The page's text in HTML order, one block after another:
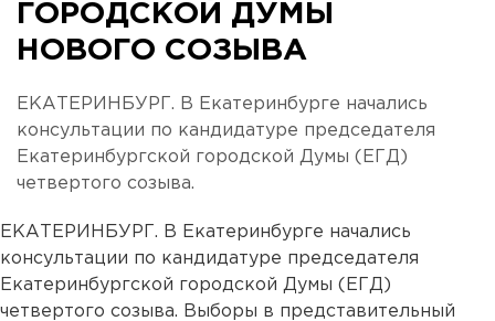
ГОРОДСКОЙ ДУМЫ
НОВОГО СОЗЫВА
ЕКАТЕРИНБУРГ. В Екатеринбурге начались
консультации по кандидатуре председателя
Екатеринбургской городской Думы (ЕГД)
четвертого созыва.
ЕКАТЕРИНБУРГ. В Екатеринбурге начались
консультации по кандидатуре председателя
Екатеринбургской городской Думы (ЕГД)
четвертого созыва. Выборы в представительный